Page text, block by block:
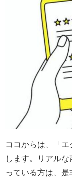
ココからは、「
します。リアル
っている方は、是